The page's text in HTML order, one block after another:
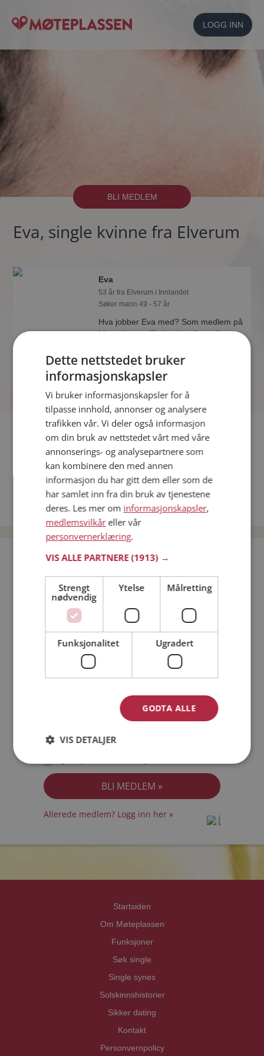
LOGG INN
BLI MEDLEM
Eva, single kvinne fra Elverum
Eva
53 år fra Elverum i Innlandet
Søker mann 49 - 57 år
Hva jobber Eva med? Som medlem på
Møteplassen får du vite alle mulige
Fler single
Flere singlekvinner fra Elverum :Neken,Marion
Menn fra Elverum
Date kvinner i Norge
Date menn i Norge
Bli medlem gratis!
Jeg er en: Kvinne
Min alder:
Jeg akseptererMedlemsvilkårene
Allerede medlem? Logg inn her »
Startsiden
Om Møteplassen
Funksjoner
Søk single
Single synes
Solskinnshistorier
Sikker dating
Kontakt
Personvernpolicy
Dette nettstedet bruker
informasjonskapsler
Vi bruker informasjonskapsler for å
tilpasse innhold, annonser og analysere
trafikken vår. Vi deler også informasjon
om din bruk av nettstedet vårt med våre
annonserings- og analysepartnere som
kan kombinere den med annen
informasjon du har gitt dem eller som de
har samlet inn fra din bruk av tjenestene
deres. Les mer om informasjonskapsler,
medlemsvilkåreller vår
personvernerklæring.
VIS ALLE PARTNERE(1913) →
Strengt
nødvendig
Ytelse Målretting
Funksjonalitet Ugradert
GODTA ALLE
VIS DETALJER